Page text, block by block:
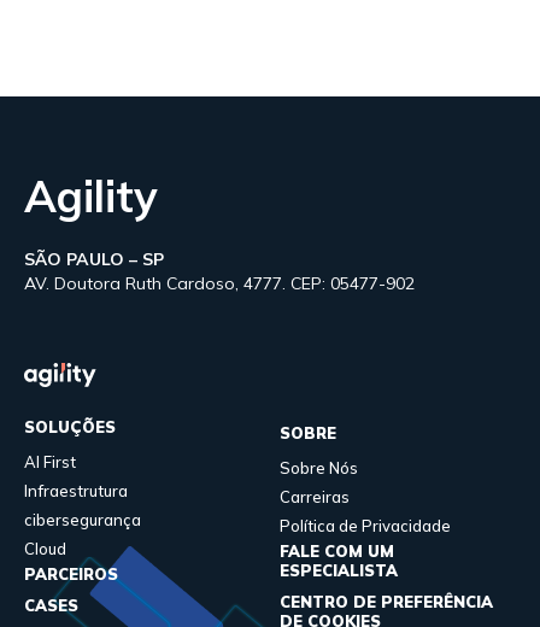
Agility
SÃO PAULO – SP
AV. Doutora Ruth Cardoso, 4777. CEP: 05477-902
SOLUÇÕES
AI First
Infraestrutura
cibersegurança
Cloud
PARCEIROS
CASES
SOBRE
Sobre Nós
Carreiras
Política de Privacidade
FALE COM UM
ESPECIALISTA
CENTRO DE PREFERÊNCIA
DE COOKIES